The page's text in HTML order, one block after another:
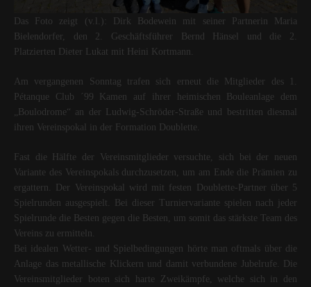
Das Foto zeigt (v.l.): Dirk Bodewein mit seiner Partnerin Maria
Bielendorfer, den 2. Geschäftsführer Bernd Hänsel und die 2.
Platzierten Dieter Lukat mit Heini Kortmann.
Am vergangenen Sonntag trafen sich erneut die Mitglieder des 1.
Pétanque Club ´99 Kamen auf ihrer heimischen Bouleanlage dem
„Boulodrome“ an der Ludwig-Schröder-Straße und bestritten diesmal
ihren Vereinspokal in der Formation Doublette.
Fast die Hälfte der Vereinsmitglieder versuchte, sich bei der neuen
Variante des Vereinspokals durchzusetzen, um am Ende die Prämien zu
ergattern. Der Vereinspokal wird mit festen Doublette-Partner über 5
Spielrunden ausgespielt. Bei dieser Turniervariante spielen nach jeder
Spielrunde die Besten gegen die Besten, um somit das stärkste Team des
Vereins zu ermitteln.
Bei idealen Wetter- und Spielbedingungen hörte man oftmals über die
Anlage das metallische Klickern und damit verbundene Jubelrufe. Die
Vereinsmitglieder boten sich harte Zweikämpfe, welche sich in den